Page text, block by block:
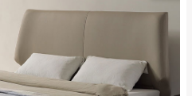
品另收運費
雙溪、貢寮、烏
來、平溪、九份、
石門、林口 下福
里、新店山區、三
地區暫不開放，如因特殊
、鎮、村)、樓梯太小、無
，導致無法配送， 本公司